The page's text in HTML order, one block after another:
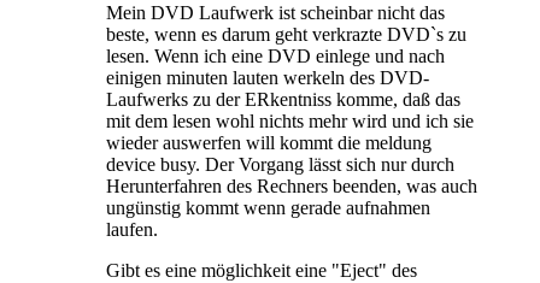
Mein DVD Laufwerk ist scheinbar nicht das
beste, wenn es darum geht verkrazte DVD`s zu
lesen. Wenn ich eine DVD einlege und nach
einigen minuten lauten werkeln des DVD-
Laufwerks zu der ERkentniss komme, daß das
mit dem lesen wohl nichts mehr wird und ich sie
wieder auswerfen will kommt die meldung
device busy. Der Vorgang lässt sich nur durch
Herunterfahren des Rechners beenden, was auch
ungünstig kommt wenn gerade aufnahmen
laufen.
Gibt es eine möglichkeit eine "Eject" des